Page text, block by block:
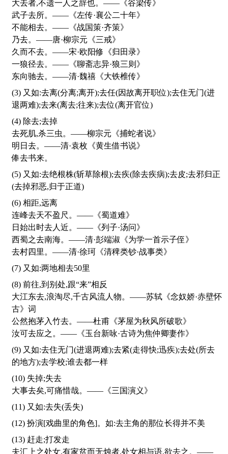
大去者,不遗一人之辞也。——《谷梁传》
武子去所。——《左传·襄公二十年》
不能相去。——《战国策·齐策》
乃去。——唐·柳宗元《三戒》
久而不去。——宋·欧阳修《归田录》
一狼径去。——《聊斋志异·狼三则》
东向驰去。——清·魏禧《大铁椎传》
(3) 又如:去离(分离;离开);去任(因故离开职位);去住无门(进
退两难);去来(离去;往来);去位(离开官位)
(4) 除去;去掉
去死肌,杀三虫。——柳宗元《捕蛇者说》
明日去。——清·袁枚《黄生借书说》
俸去书来。
(5) 又如:去绝根株(斩草除根);去疾(除去疾病);去皮;去邪归正
(去掉邪恶,归于正道)
(6) 相距,远离
连峰去天不盈尺。——《蜀道难》
日始出时去人近。——《列子·汤问》
西蜀之去南海。——清·彭端淑《为学一首示子侄》
去村四里。——清·徐珂《清稗类钞·战事类》
(7) 又如:两地相去50里
(8) 前往,到别处,跟“来”相反
大江东去,浪淘尽,千古风流人物。——苏轼《念奴娇·赤壁怀
古》词
公然抱茅入竹去。——杜甫《茅屋为秋风所破歌》
汝可去应之。——《玉台新咏·古诗为焦仲卿妻作》
(9) 又如:去住无门(进退两难);去紧(走得快;迅疾);去处(所去
的地方);去学校;谁去都一样
(10) 失掉;失去
大事去矣,可痛惜哉。——《三国演义》
(11) 又如:去失(丢失)
(12) 扮演[戏曲里的角色]。如:去主角的那位长得并不美
(13) 赶走;打发走
夫汇上之处女,有家贫而无烛者,处女相与语,欲去之。——